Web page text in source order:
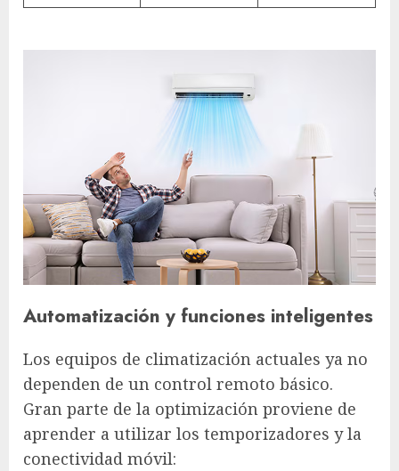
Automatización y funciones inteligentes
Los equipos de climatización actuales ya no
dependen de un control remoto básico.
Gran parte de la optimización proviene de
aprender a utilizar los temporizadores y la
conectividad móvil: